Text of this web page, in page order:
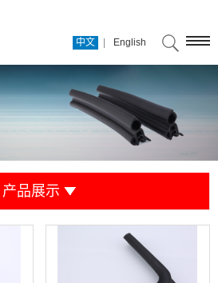
中文 English
产品展示